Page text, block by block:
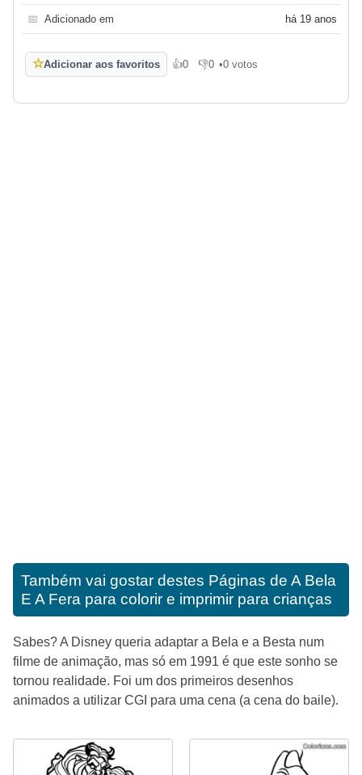
📅 Adicionado em há 19 anos
☆Adicionar aos favoritos 👍0
Gosto👎0
Não gosto
•0 votos
Também vai gostar destes Páginas de A Bela
E A Fera para colorir e imprimir para crianças
Sabes? A Disney queria adaptar a Bela e a Besta num
filme de animação, mas só em 1991 é que este sonho se
tornou realidade. Foi um dos primeiros desenhos
animados a utilizar CGI para uma cena (a cena do baile).